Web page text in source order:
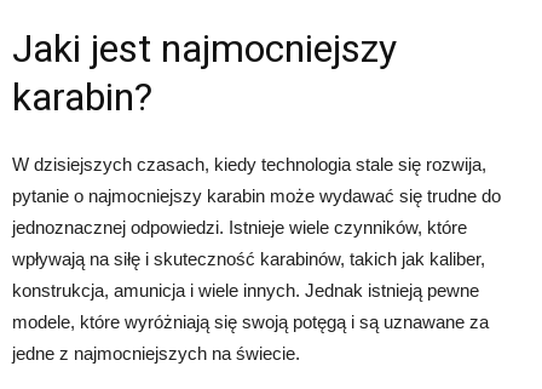
Jaki jest najmocniejszy
karabin?
W dzisiejszych czasach, kiedy technologia stale się rozwija,
pytanie o najmocniejszy karabin może wydawać się trudne do
jednoznacznej odpowiedzi. Istnieje wiele czynników, które
wpływają na siłę i skuteczność karabinów, takich jak kaliber,
konstrukcja, amunicja i wiele innych. Jednak istnieją pewne
modele, które wyróżniają się swoją potęgą i są uznawane za
jedne z najmocniejszych na świecie.